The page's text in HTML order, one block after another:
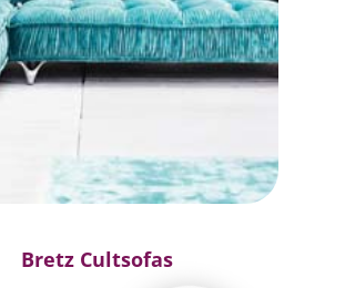
Bretz Cultsofas